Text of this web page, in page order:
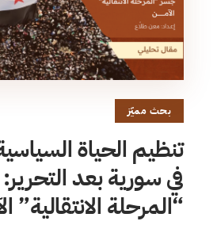
بحث مميّز
تنظيم الحياة
في سورية بعد
“المرحلة الانتقالية”